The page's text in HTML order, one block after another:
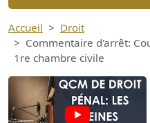
Accueil
Droit
Commentaire d'arrêt:
1re chambre civile